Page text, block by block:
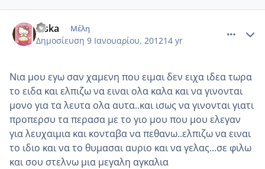
kiska Μέλη
Δημοσίευση 9 Ιανουαρίου, 201214 yr
Νια μου εγω σαν χαμενη που ειμαι δεν ειχα ιδεα τωρα
το ειδα και ελπιζω να ειναι ολα καλα και να γινονται
μονο για τα λευτα ολα αυτα..και ισως να γινονται γιατι
προπερσυ τα περασα με το γιο μου που μου ελεγαν
για λευχαιμια και κονταβα να πεθανω..ελπιζω να ειναι
το ιδιο και να το θυμασαι αυριο και να γελας...σε φιλω
και σου στελνω μια μεγαλη αγκαλια